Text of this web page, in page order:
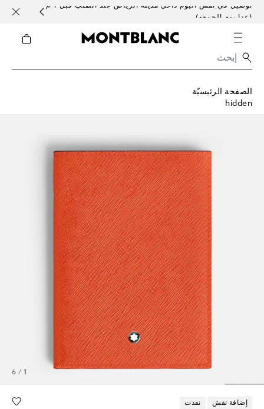
توصيل في نفس اليوم داخل مدينة الرياض عند الطلب قبل 1 م
(عدا يوم الجمعه)
الصفحة الرئيسيّة
hidden
1 / 6
إضافة نقش نفذت